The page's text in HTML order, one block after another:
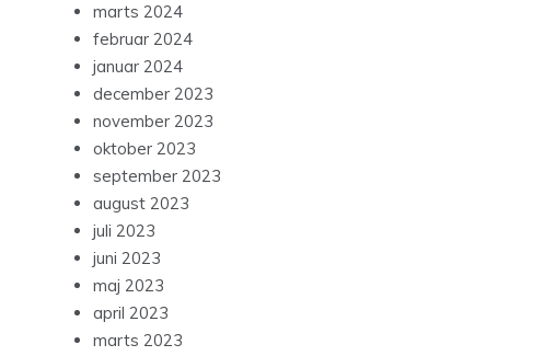
marts 2024
februar 2024
januar 2024
december 2023
november 2023
oktober 2023
september 2023
august 2023
juli 2023
juni 2023
maj 2023
april 2023
marts 2023